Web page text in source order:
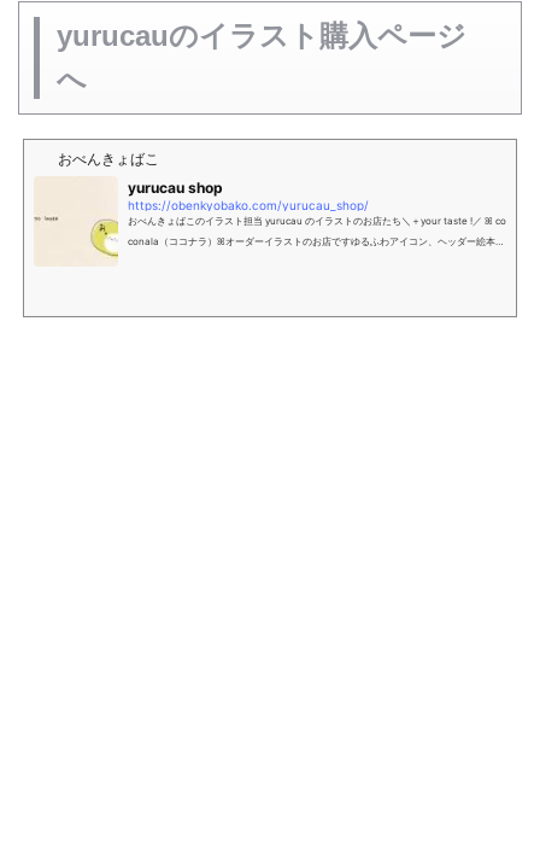
yurucauのイラスト購入ページ
へ
おべんきょばこ
yurucau shop
https://obenkyobako.com/yurucau_shop/
おべんきょばこのイラスト担当 yurucau のイラストのお店たち＼＋your taste !／ ꕤ co
conala（ココナラ）ꕤオーダーイラストのお店ですゆるふわアイコン、ヘッダー絵本風